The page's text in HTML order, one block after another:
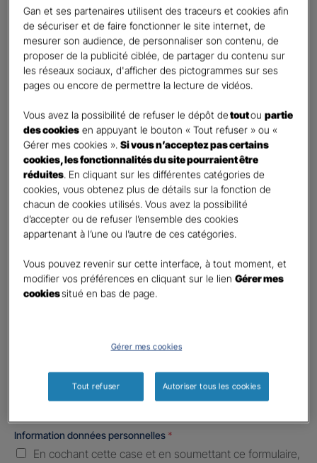
Vos informations :
Etes-vous déjà client Gan assurances ?*
Oui
Non
Civilité
Madame
Monsieur
Contact*
First Last
No
country
E-mail*
Informations complémentaires (facultatif)
Information données personnelles *
En cochant cette case et en soumettant ce formulaire,
Gan et ses partenaires utilisent des traceurs et cookies afin
de sécuriser et de faire fonctionner le site internet, de
mesurer son audience, de personnaliser son contenu, de
proposer de la publicité ciblée, de partager du contenu sur
les réseaux sociaux, d'afficher des pictogrammes sur ses
pages ou encore de permettre la lecture de vidéos.
Vous avez la possibilité de refuser le dépôt detoutoupartie
des cookies en appuyant le bouton « Tout refuser » ou «
Gérer mes cookies ».Si vous n’acceptez pas certains
cookies, les fonctionnalités du site pourraient être
réduites . En cliquant sur les différentes catégories de
cookies, vous obtenez plus de détails sur la fonction de
chacun de cookies utilisés. Vous avez la possibilité
d’accepter ou de refuser l’ensemble des cookies
appartenant à l’une ou l’autre de ces catégories.
Vous pouvez revenir sur cette interface, à tout moment, et
modifier vos préférences en cliquant sur le lienGérer mes
cookiessitué en bas de page.
Gérer mes cookies
Tout refuser Autoriser tous les cookies